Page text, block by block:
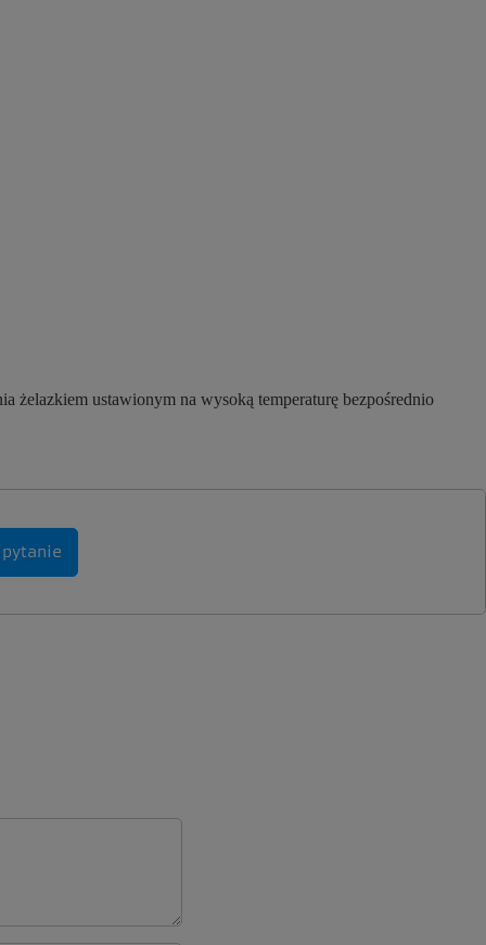
żelazkiem ustawionym na wysoką temperaturę bezpośrednio